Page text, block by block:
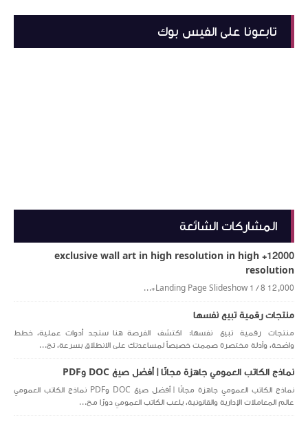
تابعونا على الفيس بوك
المشاركات الشائعة
12000+ exclusive wall art in high resolution in high
resolution
Landing Page Slideshow 1 / 8 12,000+...
منتجات رقمية تبيع نفسها
منتجات رقمية تبيع نفسها: اكتشف الفرصة هنا ستجد أدوات عملية، خطط
واضحة، وأدلة مختصرة صممت خصيصاً لمساعدتك على الانطلاق بسرعة، تج...
نماذج الكاتب العمومي جاهزة مجانًا | أفضل صيغ DOC وPDF
نماذج الكاتب العمومي جاهزة مجانًا | أفضل صيغ DOC وPDF نماذج الكاتب العمومي
عالم المعاملات الإدارية والقانونية، يلعب الكاتب العمومي دورًا مح...